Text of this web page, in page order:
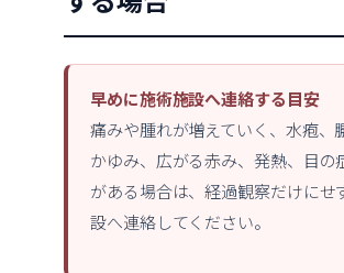
早めに施術施設へ連絡する目安
痛みや腫れが増えていく、水疱、
かゆみ、広がる赤み、発熱、目の
がある場合は、経過観察だけにせ
設へ連絡してください。